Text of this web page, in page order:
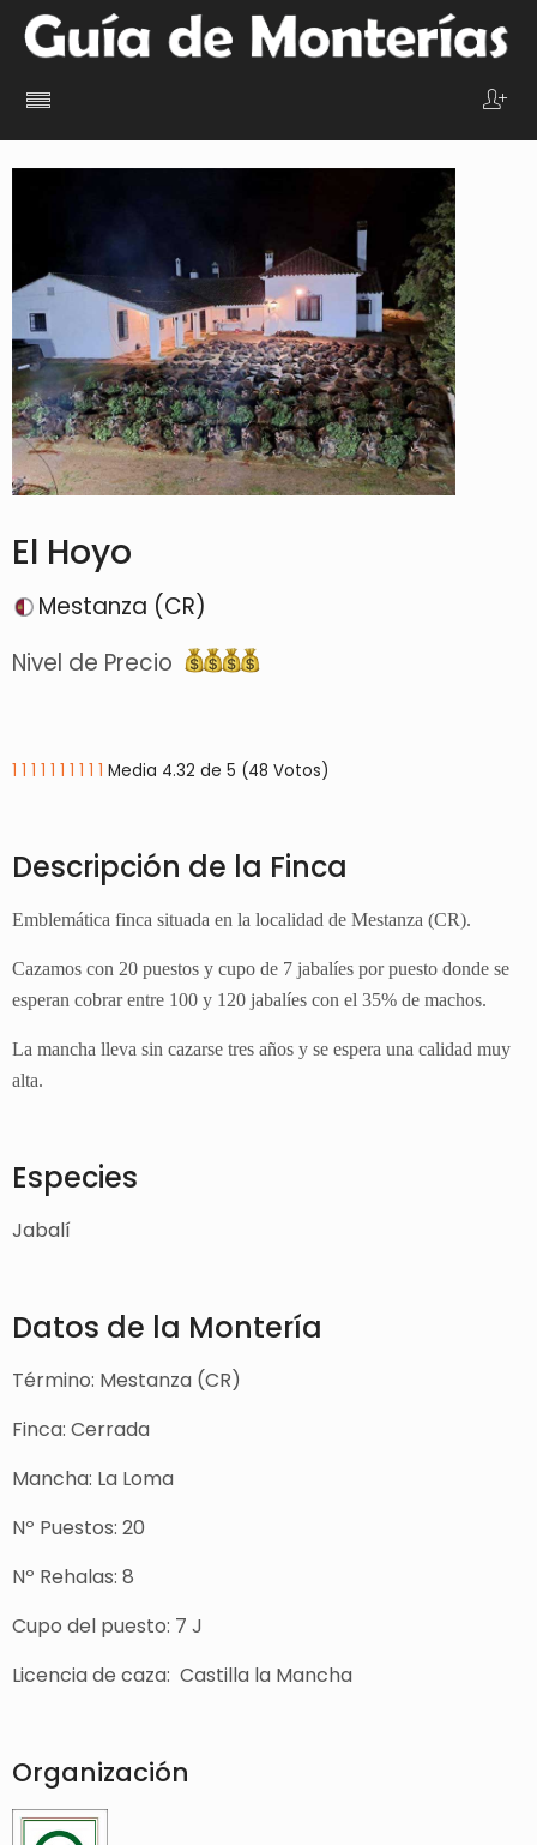
El Hoyo
Mestanza (CR)
Nivel de Precio
1 1 1 1 1 1 1 1 1 1 Media 4.32 de 5 (48 Votos)
Descripción de la Finca
Emblemática finca situada en la localidad de Mestanza (CR).
Cazamos con 20 puestos y cupo de 7 jabalíes por puesto donde se
esperan cobrar entre 100 y 120 jabalíes con el 35% de machos.
La mancha lleva sin cazarse tres años y se espera una calidad muy
alta.
Especies
Jabalí
Datos de la Montería
Término: Mestanza (CR)
Finca: Cerrada
Mancha: La Loma
Nº Puestos: 20
Nº Rehalas: 8
Cupo del puesto: 7 J
Licencia de caza: Castilla la Mancha
Organización